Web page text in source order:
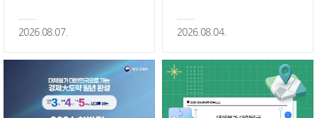
2026.08.07. 2026.08.04.